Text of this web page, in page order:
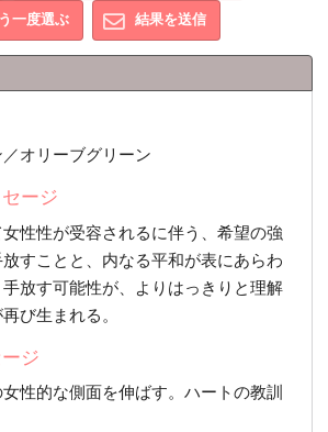
一度選ぶ
結果を送信
オリーブグリーン
ージ
性性が受容されるに伴う、希望の強
すことと、内なる平和が表にあらわ
放す可能性が、よりはっきりと理解
び生まれる。
ジ
性的な側面を伸ばす。ハートの教訓